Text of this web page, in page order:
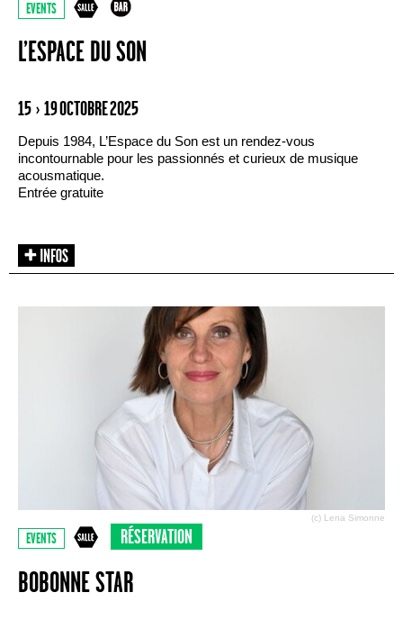
EVENTS
L’ESPACE DU SON
15 › 19 OCTOBRE 2025
Depuis 1984, L’Espace du Son est un rendez-vous
incontournable pour les passionnés et curieux de musique
acousmatique.
Entrée gratuite
(c) Lena Simonne
EVENTS RÉSERVATION
BOBONNE STAR